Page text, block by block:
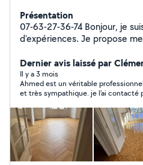
Présentation
07-63-27-36-74 Bonjour, je
d'expériences. Je propose
papier peint, toile de verre, lino -Pose parquet ,
et Vérification - Platerie( coffrage, murs, doublage ,
isolation DPE..) - Carrelage , Rénovation complète SDB -
Plomberie( Wc , colonne de douche, receveur douche,
paroi de douche, robinet ,
multicouche, PER ) - Installation Électrique selon les
normes ( changement
interrupteurs, radiateurs )
priorité. Devis gratuit
Dernier avis laissé par
Il y a 3 mois
Ahmed est un véritable
et très sympathique. je l'ai contacté
recommande vivement !